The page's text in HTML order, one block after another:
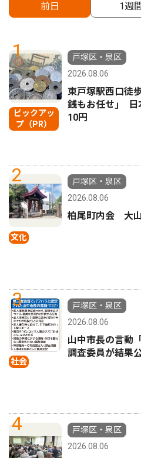
前日 1週
1
ピックアッ
プ（PR）
戸塚区・泉区
2026.08.06
東戸塚駅西口徒
銭もお任せ｣ 日
10円
2
文化
戸塚区・泉区
2026.08.06
柏尾町内会 大
3
社会
戸塚区・泉区
2026.08.06
山中市長の言動
調査委員が結果
4
戸塚区・泉区
2026.08.06